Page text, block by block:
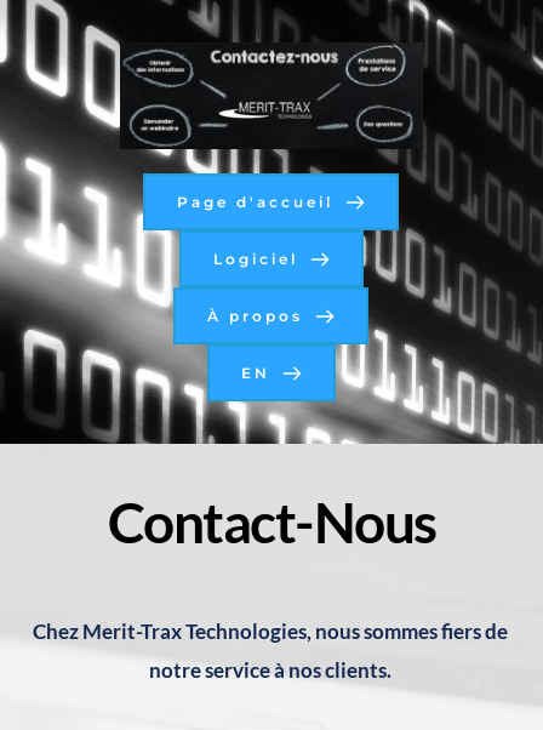
Page d'accueil
Logiciel
À propos
EN
Contact-Nous
Chez Merit-Trax Technologies, nous sommes fiers de
notre service à nos clients.